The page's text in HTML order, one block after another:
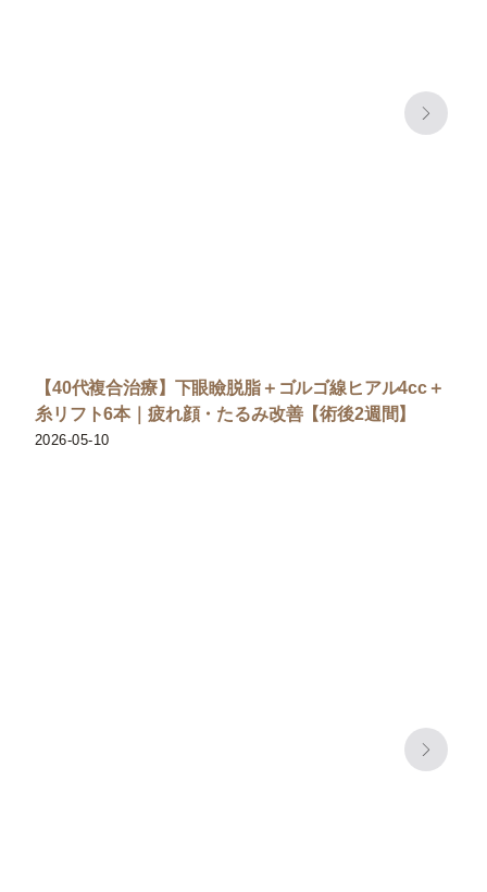
【40代複合治療】下眼瞼脱脂＋ゴルゴ線ヒアル4cc＋
糸リフト6本｜疲れ顔・たるみ改善【術後2週間】
2026-05-10